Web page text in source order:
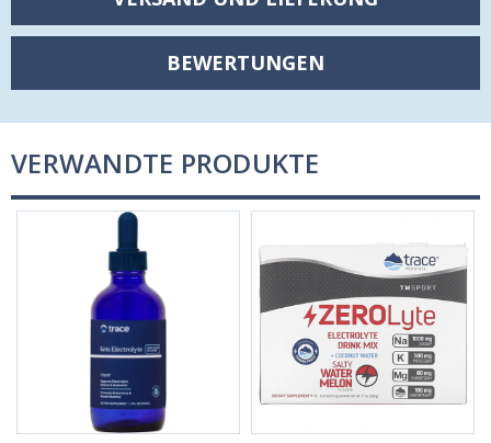
BEWERTUNGEN
VERWANDTE PRODUKTE